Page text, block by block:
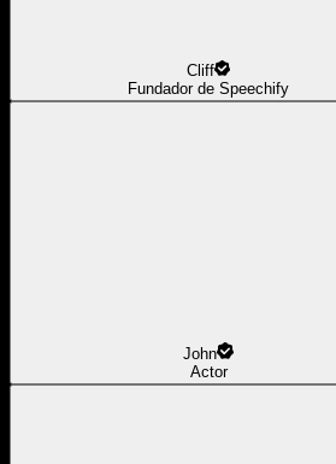
Cliff
Fundador de Speechify
John
Actor